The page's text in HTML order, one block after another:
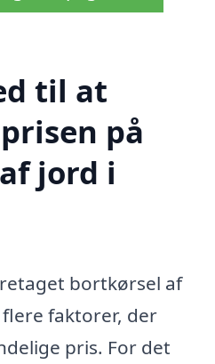
til at
på
jord i
bortkørsel af
faktorer, der
pris. For det